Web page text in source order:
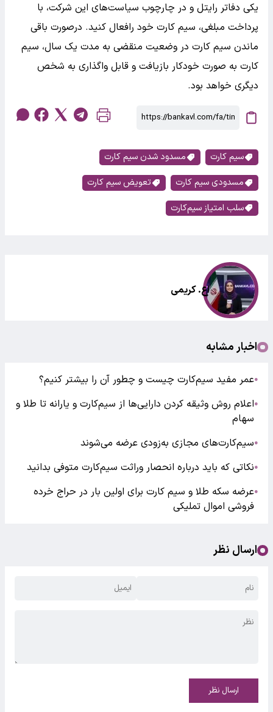
یکی دفاتر رایتل و در چارچوب سیاست‌های این شرکت، با
پرداخت مبلغی، سیم کارت خود رافعال کنید. درصورت باقی
ماندن سیم کارت در وضعیت منقضی به مدت یک سال، سیم
کارت به صورت خودکار بازیافت و قابل واگذاری به شخص
دیگری خواهد بود.
سیم کارت
مسدود شدن سیم کارت
مسدودی سیم کارت
تعویض سیم کارت
سلب امتیاز سیم‌کارت
اع. کریمی
اخبار مشابه
●عمر مفید سیم‌کارت چیست و چطور آن را بیشتر کنیم؟
●اعلام روش وثیقه‌ کردن دارایی‌ها از سیم‌کارت و یارانه تا طلا و
سهام
●سیم‌کارت‌های مجازی به‌زودی عرضه می‌شوند
●نکاتی که باید درباره انحصار وراثت سیم‌کارت متوفی بدانید
●عرضه سکه طلا و سیم کارت برای اولین بار در حراج خرده
فروشی اموال تملیکی
ارسال نظر
ارسال نظر